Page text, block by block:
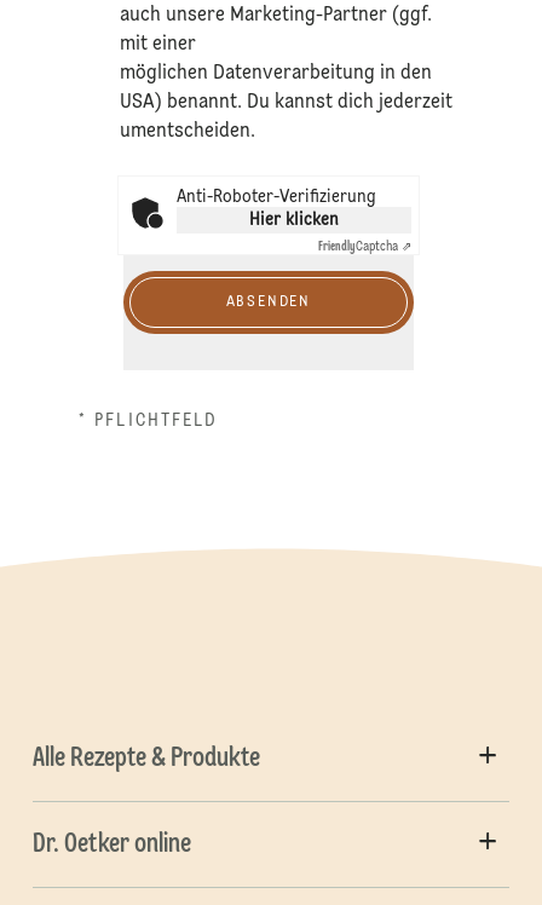
auch unsere Marketing-Partner (ggf.
mit einer
möglichen Datenverarbeitung in den
USA) benannt. Du kannst dich jederzeit
umentscheiden.
Anti-Roboter-Verifizierung
Hier klicken
FriendlyCaptcha ⇗
ABSENDEN
* PFLICHTFELD
Alle Rezepte & Produkte
Dr. Oetker online